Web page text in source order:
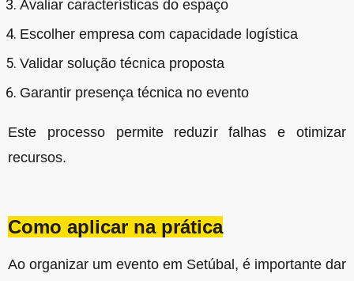
Avaliar características do espaço
Escolher empresa com capacidade logística
Validar solução técnica proposta
Garantir presença técnica no evento
Este processo permite reduzir falhas e otimizar
recursos.
Como aplicar na prática
Ao organizar um evento em Setúbal, é importante dar